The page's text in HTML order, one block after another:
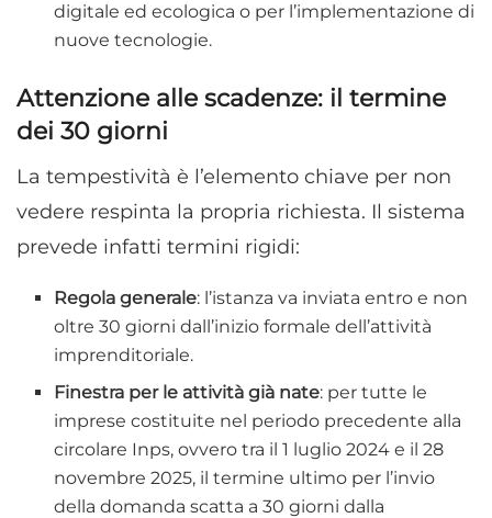
digitale ed ecologica o per l’implementazione di
nuove tecnologie.
Attenzione alle scadenze: il termine
dei 30 giorni
La tempestività è l’elemento chiave per non
vedere respinta la propria richiesta. Il sistema
prevede infatti termini rigidi:
Regola generale: l’istanza va inviata entro e non
oltre 30 giorni dall’inizio formale dell’attività
imprenditoriale.
Finestra per le attività già nate: per tutte le
imprese costituite nel periodo precedente alla
circolare Inps, ovvero tra il 1 luglio 2024 e il 28
novembre 2025, il termine ultimo per l’invio
della domanda scatta a 30 giorni dalla